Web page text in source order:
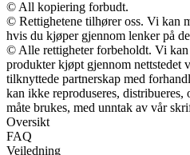
© All kopiering forbudt.
© Rettighetene tilhører oss. Vi kan
hvis du kjøper gjennom lenker på
© Alle rettigheter forbeholdt. Vi kan
produkter kjøpt gjennom nettstedet
tilknyttede partnerskap med
kan ikke reproduseres, distribueres,
måte brukes, med unntak av vår
Oversikt
FAQ
Veiledning